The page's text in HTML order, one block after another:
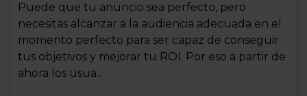
Puede que tu anuncio sea perfecto, pero
necesitas alcanzar a la audiencia adecuada en el
momento perfecto para ser capaz de conseguir
tus objetivos y mejorar tu ROI. Por eso a partir de
ahora los usua...